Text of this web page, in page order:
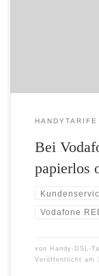
HANDYTARIFE
Bei
papierlos
Vodafone
von Handy-DSL-
Veröffentlicht am